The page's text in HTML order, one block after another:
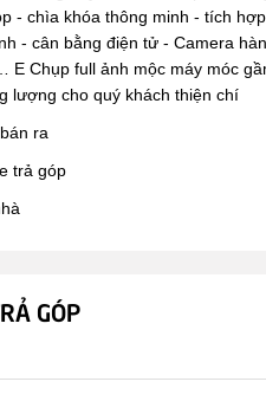
- chìa khóa thông minh - tích
- cân bằng điện tử - Camera
E Chụp full ảnh mộc máy móc
lượng cho quý khách thiện chí
ra
trả góp
GÓP